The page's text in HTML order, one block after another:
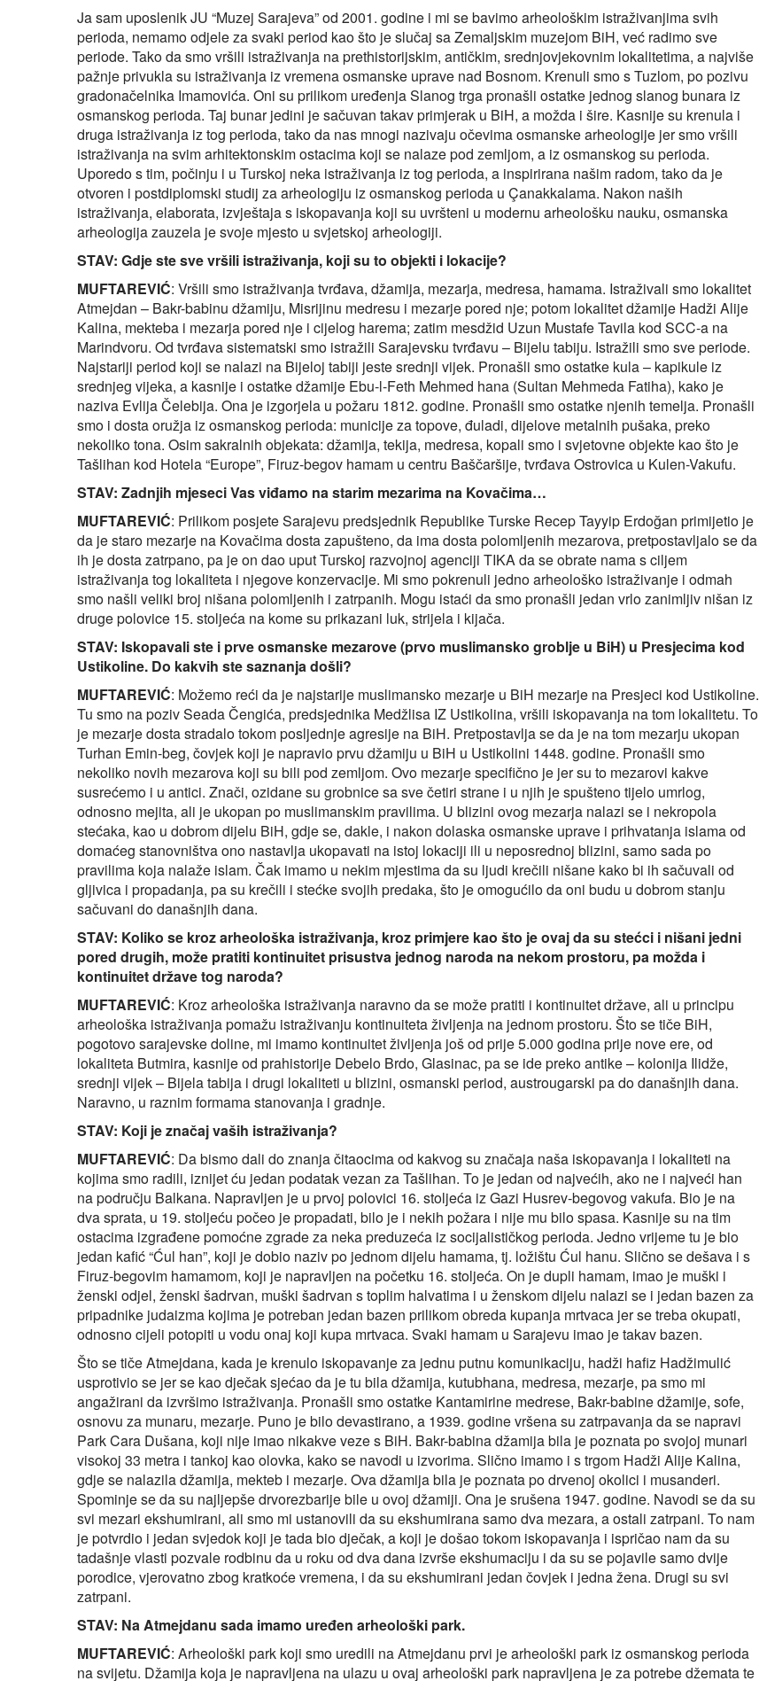
Ja sam uposlenik JU “Muzej Sarajeva” od 2001. godine i mi se bavimo arheološkim istraživanjima svih
perioda, nemamo odjele za svaki period kao što je slučaj sa Zemaljskim muzejom BiH, već radimo sve
periode. Tako da smo vršili istraživanja na prethistorijskim, antičkim, srednjovjekovnim lokalitetima, a najviše
pažnje privukla su istraživanja iz vremena osmanske uprave nad Bosnom. Krenuli smo s Tuzlom, po pozivu
gradonačelnika Imamovića. Oni su prilikom uređenja Slanog trga pronašli ostatke jednog slanog bunara iz
osmanskog perioda. Taj bunar jedini je sačuvan takav primjerak u BiH, a možda i šire. Kasnije su krenula i
druga istraživanja iz tog perioda, tako da nas mnogi nazivaju očevima osmanske arheologije jer smo vršili
istraživanja na svim arhitektonskim ostacima koji se nalaze pod zemljom, a iz osmanskog su perioda.
Uporedo s tim, počinju i u Turskoj neka istraživanja iz tog perioda, a inspirirana našim radom, tako da je
otvoren i postdiplomski studij za arheologiju iz osmanskog perioda u Çanakkalama. Nakon naših
istraživanja, elaborata, izvještaja s iskopavanja koji su uvršteni u modernu arheološku nauku, osmanska
arheologija zauzela je svoje mjesto u svjetskoj arheologiji.
STAV: Gdje ste sve vršili istraživanja, koji su to objekti i lokacije?
MUFTAREVIĆ: Vršili smo istraživanja tvrđava, džamija, mezarja, medresa, hamama. Istraživali smo lokalitet
Atmejdan – Bakr-babinu džamiju, Misrijinu medresu i mezarje pored nje; potom lokalitet džamije Hadži Alije
Kalina, mekteba i mezarja pored nje i cijelog harema; zatim mesdžid Uzun Mustafe Tavila kod SCC-a na
Marindvoru. Od tvrđava sistematski smo istražili Sarajevsku tvrđavu – Bijelu tabiju. Istražili smo sve periode.
Najstariji period koji se nalazi na Bijeloj tabiji jeste srednji vijek. Pronašli smo ostatke kula – kapikule iz
srednjeg vijeka, a kasnije i ostatke džamije Ebu-l-Feth Mehmed hana (Sultan Mehmeda Fatiha), kako je
naziva Evlija Čelebija. Ona je izgorjela u požaru 1812. godine. Pronašli smo ostatke njenih temelja. Pronašli
smo i dosta oružja iz osmanskog perioda: municije za topove, đuladi, dijelove metalnih pušaka, preko
nekoliko tona. Osim sakralnih objekata: džamija, tekija, medresa, kopali smo i svjetovne objekte kao što je
Tašlihan kod Hotela “Europe”, Firuz-begov hamam u centru Baščaršije, tvrđava Ostrovica u Kulen-Vakufu.
STAV: Zadnjih mjeseci Vas viđamo na starim mezarima na Kovačima…
MUFTAREVIĆ: Prilikom posjete Sarajevu predsjednik Republike Turske Recep Tayyip Erdoğan primijetio je
da je staro mezarje na Kovačima dosta zapušteno, da ima dosta polomljenih mezarova, pretpostavljalo se da
ih je dosta zatrpano, pa je on dao uput Turskoj razvojnoj agenciji TIKA da se obrate nama s ciljem
istraživanja tog lokaliteta i njegove konzervacije. Mi smo pokrenuli jedno arheološko istraživanje i odmah
smo našli veliki broj nišana polomljenih i zatrpanih. Mogu istaći da smo pronašli jedan vrlo zanimljiv nišan iz
druge polovice 15. stoljeća na kome su prikazani luk, strijela i kijača.
STAV: Iskopavali ste i prve osmanske mezarove (prvo muslimansko groblje u BiH) u Presjecima kod
Ustikoline. Do kakvih ste saznanja došli?
MUFTAREVIĆ: Možemo reći da je najstarije muslimansko mezarje u BiH mezarje na Presjeci kod Ustikoline.
Tu smo na poziv Seada Čengića, predsjednika Medžlisa IZ Ustikolina, vršili iskopavanja na tom lokalitetu. To
je mezarje dosta stradalo tokom posljednje agresije na BiH. Pretpostavlja se da je na tom mezarju ukopan
Turhan Emin-beg, čovjek koji je napravio prvu džamiju u BiH u Ustikolini 1448. godine. Pronašli smo
nekoliko novih mezarova koji su bili pod zemljom. Ovo mezarje specifično je jer su to mezarovi kakve
susrećemo i u antici. Znači, ozidane su grobnice sa sve četiri strane i u njih je spušteno tijelo umrlog,
odnosno mejita, ali je ukopan po muslimanskim pravilima. U blizini ovog mezarja nalazi se i nekropola
stećaka, kao u dobrom dijelu BiH, gdje se, dakle, i nakon dolaska osmanske uprave i prihvatanja islama od
domaćeg stanovništva ono nastavlja ukopavati na istoj lokaciji ili u neposrednoj blizini, samo sada po
pravilima koja nalaže islam. Čak imamo u nekim mjestima da su ljudi krečili nišane kako bi ih sačuvali od
gljivica i propadanja, pa su krečili i stećke svojih predaka, što je omogućilo da oni budu u dobrom stanju
sačuvani do današnjih dana.
STAV: Koliko se kroz arheološka istraživanja, kroz primjere kao što je ovaj da su stećci i nišani jedni
pored drugih, može pratiti kontinuitet prisustva jednog naroda na nekom prostoru, pa možda i
kontinuitet države tog naroda?
MUFTAREVIĆ: Kroz arheološka istraživanja naravno da se može pratiti i kontinuitet države, ali u principu
arheološka istraživanja pomažu istraživanju kontinuiteta življenja na jednom prostoru. Što se tiče BiH,
pogotovo sarajevske doline, mi imamo kontinuitet življenja još od prije 5.000 godina prije nove ere, od
lokaliteta Butmira, kasnije od prahistorije Debelo Brdo, Glasinac, pa se ide preko antike – kolonija Ilidže,
srednji vijek – Bijela tabija i drugi lokaliteti u blizini, osmanski period, austrougarski pa do današnjih dana.
Naravno, u raznim formama stanovanja i gradnje.
STAV: Koji je značaj vaših istraživanja?
MUFTAREVIĆ: Da bismo dali do znanja čitaocima od kakvog su značaja naša iskopavanja i lokaliteti na
kojima smo radili, iznijet ću jedan podatak vezan za Tašlihan. To je jedan od najvećih, ako ne i najveći han
na području Balkana. Napravljen je u prvoj polovici 16. stoljeća iz Gazi Husrev-begovog vakufa. Bio je na
dva sprata, u 19. stoljeću počeo je propadati, bilo je i nekih požara i nije mu bilo spasa. Kasnije su na tim
ostacima izgrađene pomoćne zgrade za neka preduzeća iz socijalističkog perioda. Jedno vrijeme tu je bio
jedan kafić “Ćul han”, koji je dobio naziv po jednom dijelu hamama, tj. ložištu Ćul hanu. Slično se dešava i s
Firuz‑begovim hamamom, koji je napravljen na početku 16. stoljeća. On je dupli hamam, imao je muški i
ženski odjel, ženski šadrvan, muški šadrvan s toplim halvatima i u ženskom dijelu nalazi se i jedan bazen za
pripadnike judaizma kojima je potreban jedan bazen prilikom obreda kupanja mrtvaca jer se treba okupati,
odnosno cijeli potopiti u vodu onaj koji kupa mrtvaca. Svaki hamam u Sarajevu imao je takav bazen.
Što se tiče Atmejdana, kada je krenulo iskopavanje za jednu putnu komunikaciju, hadži hafiz Hadžimulić
usprotivio se jer se kao dječak sjećao da je tu bila džamija, kutubhana, medresa, mezarje, pa smo mi
angažirani da izvršimo istraživanja. Pronašli smo ostatke Kantamirine medrese, Bakr-babine džamije, sofe,
osnovu za munaru, mezarje. Puno je bilo devastirano, a 1939. godine vršena su zatrpavanja da se napravi
Park Cara Dušana, koji nije imao nikakve veze s BiH. Bakr-babina džamija bila je poznata po svojoj munari
visokoj 33 metra i tankoj kao olovka, kako se navodi u izvorima. Slično imamo i s trgom Hadži Alije Kalina,
gdje se nalazila džamija, mekteb i mezarje. Ova džamija bila je poznata po drvenoj okolici i musanderi.
Spominje se da su najljepše drvorezbarije bile u ovoj džamiji. Ona je srušena 1947. godine. Navodi se da su
svi mezari ekshumirani, ali smo mi ustanovili da su ekshumirana samo dva mezara, a ostali zatrpani. To nam
je potvrdio i jedan svjedok koji je tada bio dječak, a koji je došao tokom iskopavanja i ispričao nam da su
tadašnje vlasti pozvale rodbinu da u roku od dva dana izvrše ekshumaciju i da su se pojavile samo dvije
porodice, vjerovatno zbog kratkoće vremena, i da su ekshumirani jedan čovjek i jedna žena. Drugi su svi
zatrpani.
STAV: Na Atmejdanu sada imamo uređen arheološki park.
MUFTAREVIĆ: Arheološki park koji smo uredili na Atmejdanu prvi je arheološki park iz osmanskog perioda
na svijetu. Džamija koja je napravljena na ulazu u ovaj arheološki park napravljena je za potrebe džemata te